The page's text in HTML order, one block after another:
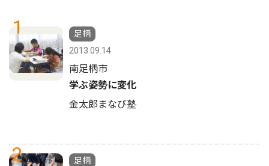
1
足柄
2013.09.14
南足柄市
学ぶ姿勢に変化
金太郎まなび塾
2
足柄